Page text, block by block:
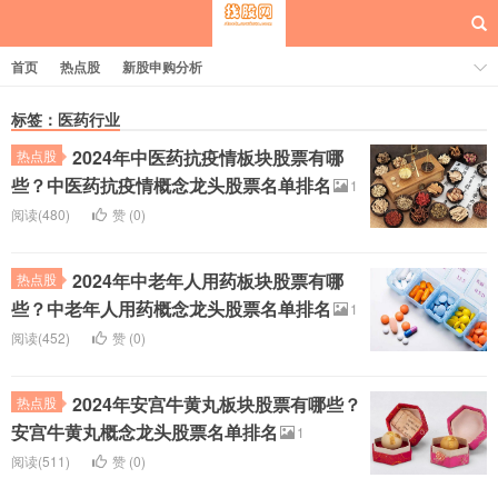
每日概念股
首页 热点股 新股申购分析
标签：医药行业
热点股
2024年中医药抗疫情板块股票有哪
些？中医药抗疫情概念龙头股票名单排名
1
阅读(480)
赞 (0)
热点股
2024年中老年人用药板块股票有哪
些？中老年人用药概念龙头股票名单排名
1
阅读(452)
赞 (0)
热点股
2024年安宫牛黄丸板块股票有哪些？
安宫牛黄丸概念龙头股票名单排名
1
阅读(511)
赞 (0)